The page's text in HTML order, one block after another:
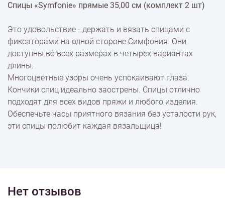
% Скидки
Доставка
Оплата
Спицы «Symfonie» прямые 35,00 см (комплект 2 шт)
Это удовольствие - держать и вязать спицами с
фиксаторами на одной стороне Симфония. Они
доступны во всех размерах в четырех вариантах
длины.
Многоцветные узоры очень успокаивают глаза.
Кончики спиц идеально заострены. Спицы отлично
подходят для всех видов пряжи и любого изделия.
Обеспечьте часы приятного вязания без усталости рук,
эти спицы полюбит каждая вязальщица!
Нет отзывов